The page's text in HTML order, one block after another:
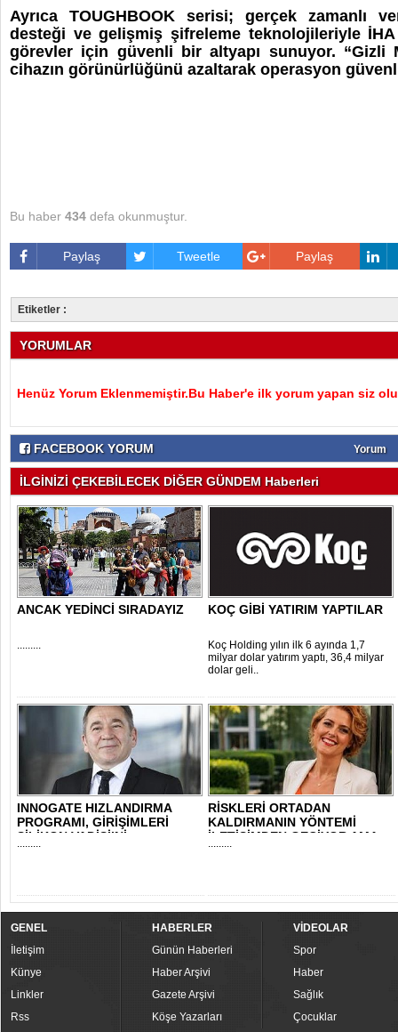
Ayrıca TOUGHBOOK serisi; gerçek zamanlı
desteği ve gelişmiş şifreleme teknolojileriyle
görevler için güvenli bir altyapı sunuyor. “Gizli
cihazın görünürlüğünü azaltarak operasyon
Bu haber 434 defa okunmuştur.
Paylaş Tweetle Paylaş
Etiketler :
YORUMLAR
Henüz Yorum Eklenmemiştir.Bu Haber'e ilk yorum yapan siz
FACEBOOK YORUM Yorum
İLGİNİZİ ÇEKEBİLECEK DİĞER GÜNDEM Haberleri
ANCAK YEDİNCİ SIRADAYIZ
.........
KOÇ GİBİ YATIRIM YAPTILAR
Koç Holding yılın ilk 6 ayında 1,7
milyar dolar yatırım yaptı, 36,4 milyar
dolar geli..
INNOGATE HIZLANDIRMA
PROGRAMI, GİRİŞİMLERİ
SİLİKON VADİSİ’Nİ..
.........
RİSKLERİ ORTADAN
KALDIRMANIN YÖNTEMİ
İLETİŞİMDEN GEÇİYOR AMA..
.........
GENEL
İletişim
Künye
Linkler
Rss
HABERLER
Günün Haberleri
Haber Arşivi
Gazete Arşivi
Köşe Yazarları
VİDEOLAR
Spor
Haber
Sağlık
Çocuklar